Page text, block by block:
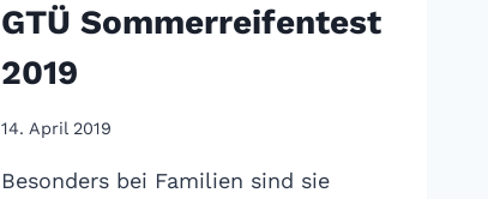
GTÜ Sommerreifentest
2019
14. April 2019
Besonders bei Familien sind sie